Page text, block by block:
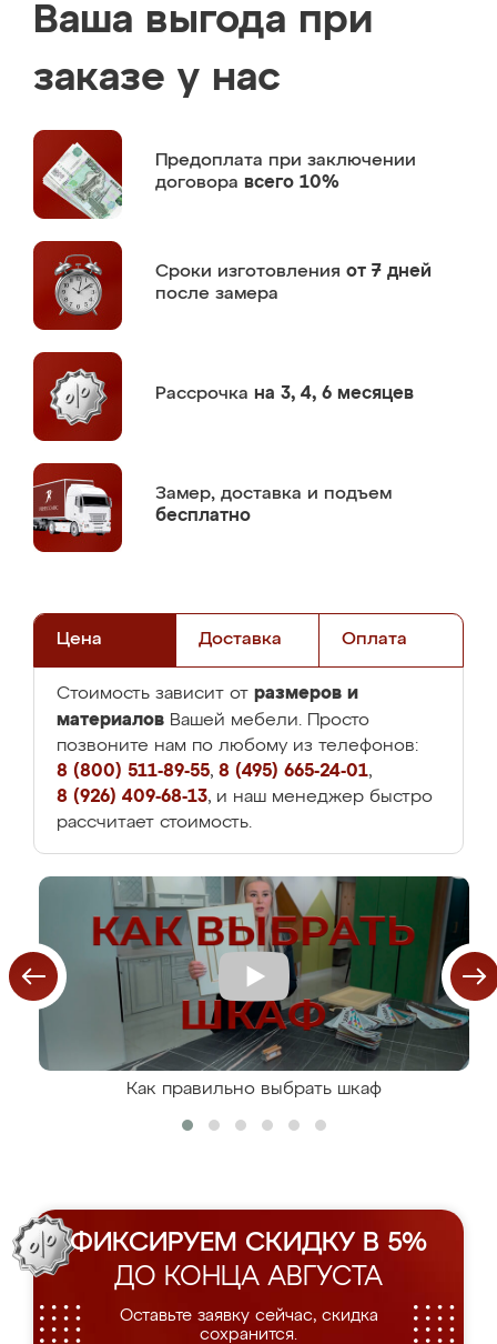
Ваша выгода при
заказе у нас
Предоплата при заключении
договора всего 10%
Сроки изготовления от 7 дней
после замера
Рассрочка на 3, 4, 6 месяцев
Замер, доставка и подъем
бесплатно
Цена Доставка Оплата
Стоимость зависит от размеров и
материалов Вашей мебели. Просто
позвоните нам по любому из телефонов:
8 (800) 511-89-55, 8 (495) 665-24-01,
8 (926) 409-68-13, и наш менеджер быстро
рассчитает стоимость.
Как правильно выбрать шкаф
ФИКСИРУЕМ СКИДКУ В 5%
ДО КОНЦА АВГУСТА
Оставьте заявку сейчас, скидка
сохранится.